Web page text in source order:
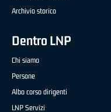
Archivio storico
Dentro LNP
Chi siamo
Persone
Albo corso dirigenti
LNP Servizi